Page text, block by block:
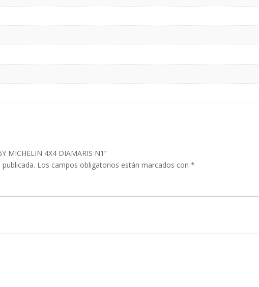
MICHELIN 4X4 DIAMARIS N1”
Los campos obligatorios están marcados con*